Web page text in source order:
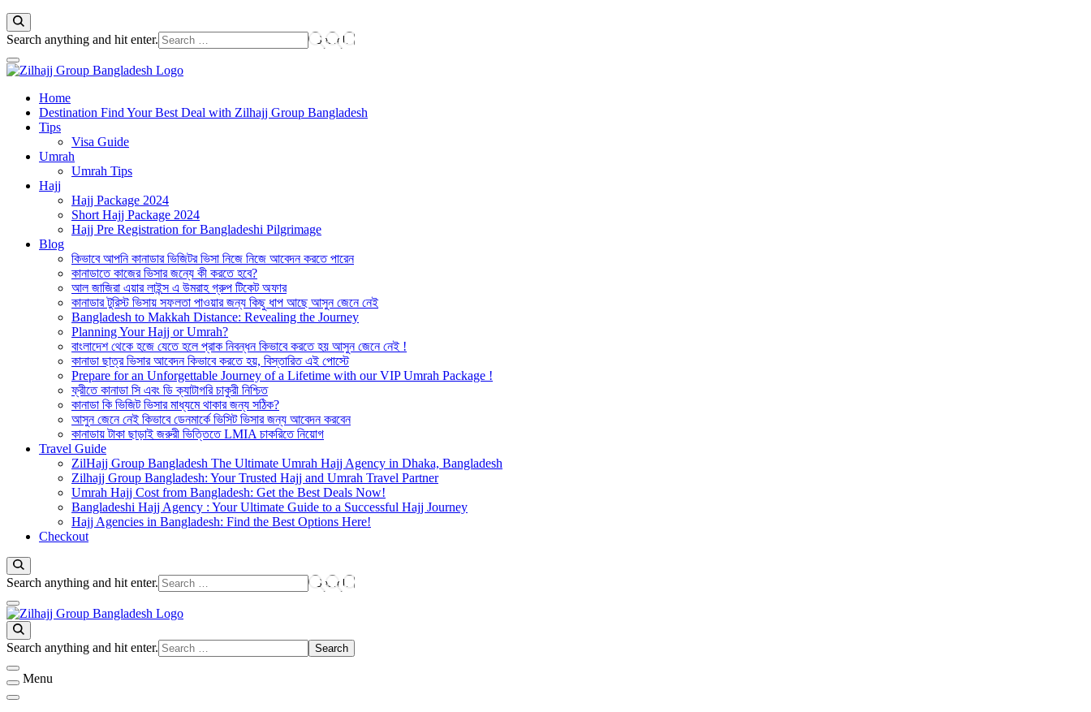
Looking
Something?
Search anything and hit enter.
জিলহজ্জ গ্রুপ বাংলাদেশ
Best Hajj Umrah Travel Tour Agent in Bangladesh
Home
Destination Find Your Best Deal with Zilhajj Group Bangladesh
Tips
Visa Guide
Umrah
Umrah Tips
Hajj
Hajj Package 2024
Short Hajj Package 2024
Hajj Pre Registration for Bangladeshi Pilgrimage
Blog
কিভাবে আপনি কানাডার ভিজিটর ভিসা নিজে নিজে আবেদন করতে পারেন
কানাডাতে কাজের ভিসার জন্যে কী করতে হবে?
আল জাজিরা এয়ার লাইন্স এ উমরাহ গ্রুপ টিকেট অফার
কানাডার টুরিস্ট ভিসায় সফলতা পাওয়ার জন্য কিছু ধাপ আছে আসুন জেনে নেই
Bangladesh to Makkah Distance: Revealing the Journey
Planning Your Hajj or Umrah?
বাংলাদেশ থেকে হজে যেতে হলে প্রাক নিবন্ধন কিভাবে করতে হয় আসুন জেনে নেই !
কানাডা ছাত্র ভিসার আবেদন কিভাবে করতে হয়, বিস্তারিত এই পোস্টে
Prepare for an Unforgettable Journey of a Lifetime with our VIP Umrah Package !
ফ্রীতে কানাডা সি এবং ডি ক্যাটাগরি চাকুরী নিশ্চিত
কানাডা কি ভিজিট ভিসার মাধ্যমে থাকার জন্য সঠিক?
আসুন জেনে নেই কিভাবে ডেনমার্কে ভিসিট ভিসার জন্য আবেদন করবেন
কানাডায় টাকা ছাড়াই জরুরী ভিত্তিতে LMIA চাকরিতে নিয়োগ
Travel Guide
ZilHajj Group Bangladesh The Ultimate Umrah Hajj Agency in Dhaka, Bangladesh
Zilhajj Group Bangladesh: Your Trusted Hajj and Umrah Travel Partner
Umrah Hajj Cost from Bangladesh: Get the Best Deals Now!
Bangladeshi Hajj Agency : Your Ultimate Guide to a Successful Hajj Journey
Hajj Agencies in Bangladesh: Find the Best Options Here!
Checkout
Looking
Something?
Search anything and hit enter.
জিলহজ্জ গ্রুপ বাংলাদেশ
Best Hajj Umrah Travel Tour Agent in Bangladesh
Looking
Something?
Search anything and hit enter.
Menu